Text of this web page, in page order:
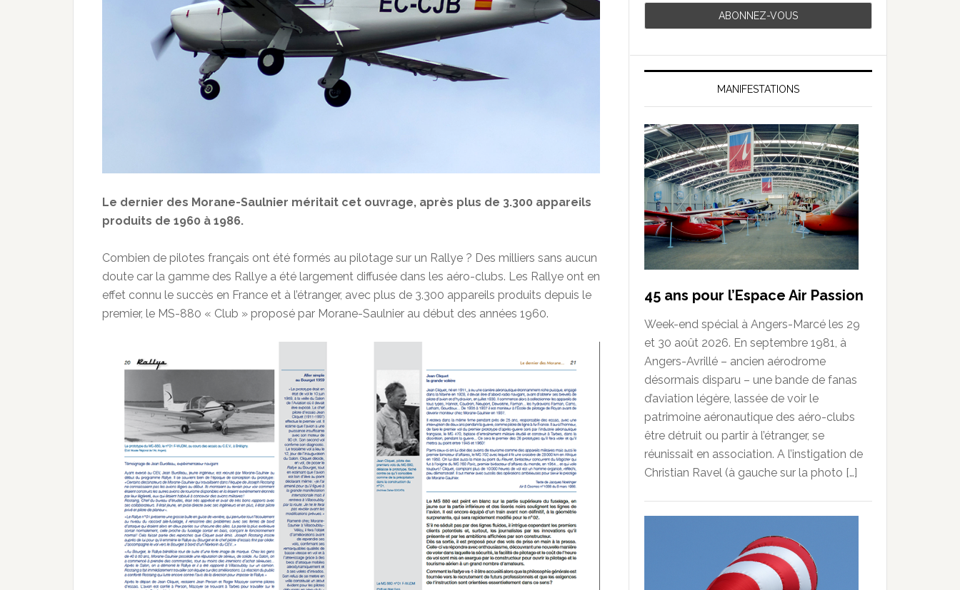
Le dernier des Morane-Saulnier méritait cet ouvrage, après plus de 3.300 appareils
produits de 1960 à 1986.
Combien de pilotes français ont été formés au pilotage sur un Rallye ? Des milliers sans aucun
doute car la gamme des Rallye a été largement diffusée dans les aéro-clubs. Les Rallye ont en
effet connu le succès en France et à l’étranger, avec plus de 3.300 appareils produits depuis le
premier, le MS-880 « Club » proposé par Morane-Saulnier au début des années 1960.
MANIFESTATIONS
45 ans pour l’Espace Air Passion
Week-end spécial à Angers-Marcé les 29
et 30 août 2026. En septembre 1981, à
Angers-Avrillé – ancien aérodrome
désormais disparu – une bande de fanas
d’aviation légère, lassée de voir le
patrimoine aéronautique des aéro-clubs
être détruit ou partir à l’étranger, se
réunissait en association. A l’instigation de
Christian Ravel (à gauche sur la photo […]